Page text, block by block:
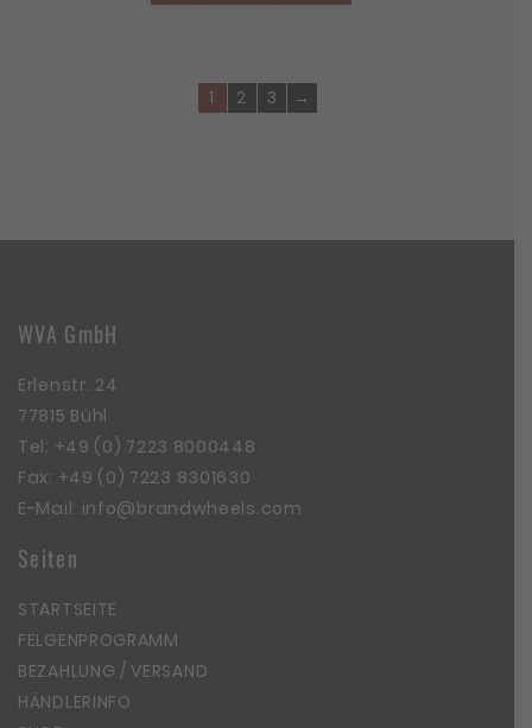
1 2 3 →
WVA GmbH
Erlenstr. 24
77815 Bühl
Tel: +49 (0) 7223 8000448
Fax: +49 (0) 7223 8301630
E-Mail: info@brandwheels.com
Seiten
STARTSEITE
FELGENPROGRAMM
BEZAHLUNG / VERSAND
HÄNDLERINFO